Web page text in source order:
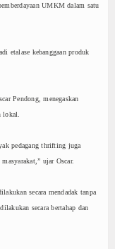
UMKM dalam satu
etalase kebanggaan produk
Pendong, menegaskan
lokal.
pedagang thrifting juga
ujar Oscar.
secara mendadak tanpa
secara bertahap dan